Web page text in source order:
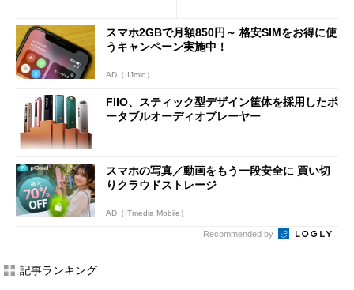
スマホ2GBで月額850円～ 格安SIMをお得に使
うキャンペーン実施中！
AD（IIJmio）
FIIO、スティック型デザイン筐体を採用したポ
ータブルオーディオプレーヤー
スマホの写真／動画をもう一段安全に 買い切
りクラウドストレージ
AD（ITmedia Mobile）
Recommended by
記事ランキング